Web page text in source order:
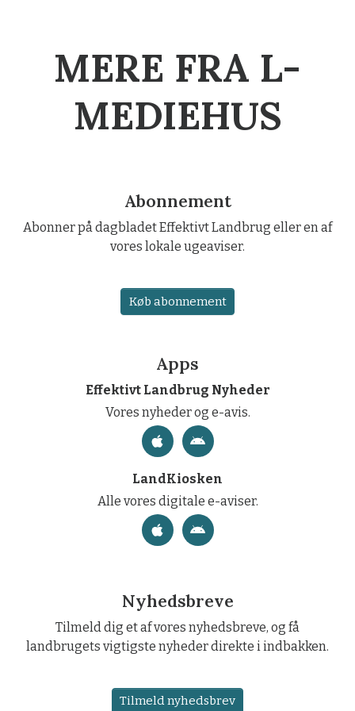
MERE FRA L-
MEDIEHUS
Abonnement
Abonner på dagbladet Effektivt Landbrug eller en af
vores lokale ugeaviser.
Køb abonnement
Apps
Effektivt Landbrug Nyheder
Vores nyheder og e-avis.
LandKiosken
Alle vores digitale e-aviser.
Nyhedsbreve
Tilmeld dig et af vores nyhedsbreve, og få
landbrugets vigtigste nyheder direkte i indbakken.
Tilmeld nyhedsbrev